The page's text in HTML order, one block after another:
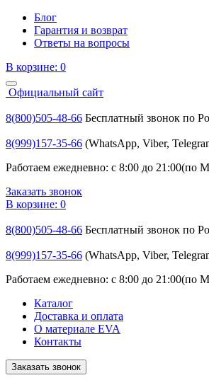
Блог
Гарантия и возврат
Ответы на вопросы
В корзине: 0
Официальный сайт
8(800)505-48-66 Бесплатный звонок по
8(999)157-35-66 (WhatsApp, Viber,
Работаем ежедневно: с 8:00 до 21:00(по
Заказать звонок
В корзине: 0
8(800)505-48-66 Бесплатный звонок по
8(999)157-35-66 (WhatsApp, Viber,
Работаем ежедневно: с 8:00 до 21:00(по
Каталог
Доставка и оплата
О материале EVA
Контакты
Заказать звонок